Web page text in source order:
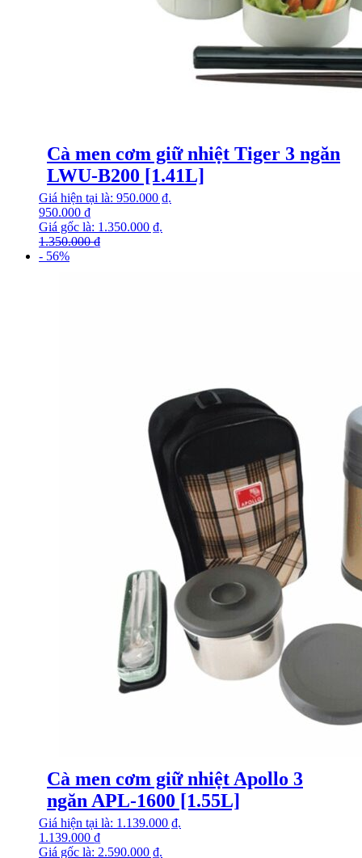
Cà men cơm giữ nhiệt Tiger 3 ngăn
LWU-B200 [1.41L]
1.350.000₫
Giá gốc là: 1.350.000 ₫.
950.000 ₫
Giá hiện tại là: 950.000 ₫.
- 56%
Cà men cơm giữ nhiệt Apollo 3
ngăn APL-1600 [1.55L]
Giá gốc là: 2.590.000 ₫.
1.139.000 ₫
Giá hiện tại là: 1.139.000 ₫.